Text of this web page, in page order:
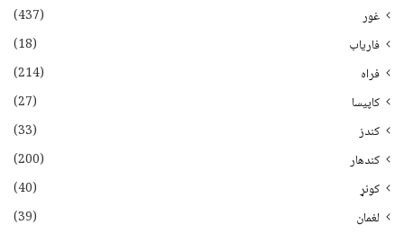
غور
(437)
فاریاب
(18)
فراه
(214)
کاپیسا
(27)
کندز
(33)
کندهار
(200)
کونړ
(40)
لغمان
(39)